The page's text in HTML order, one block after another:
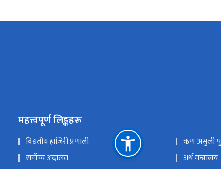
महत्त्वपूर्ण लिङ्कहरू
विद्यतीय हाजिरी प्रणाली
ऋण असुली
सर्वोच्च अदालत
अर्थ मन्त्रालय